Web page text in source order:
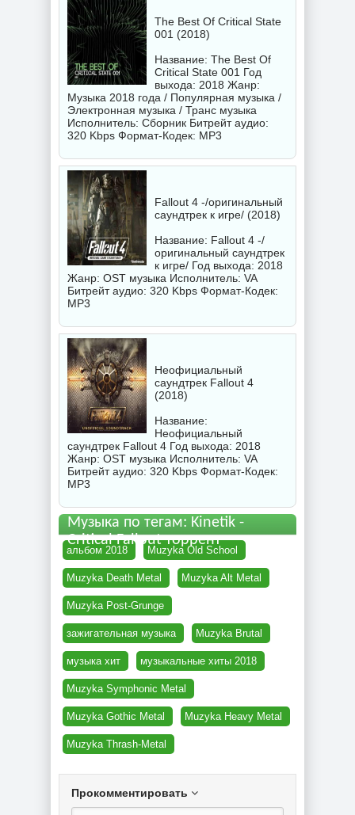
The Best Of Critical State
001 (2018)
Название: The Best Of
Critical State 001 Год
выхода: 2018 Жанр:
Музыка 2018 года / Популярная музыка /
Электронная музыка / Транс музыка
Исполнитель: Сборник Битрейт аудио:
320 Kbps Формат-Кодек: MP3
Fallout 4 -/оригинальный
саундтрек к игре/ (2018)
Название: Fallout 4 -/
оригинальный саундтрек
к игре/ Год выхода: 2018
Жанр: OST музыка Исполнитель: VA
Битрейт аудио: 320 Kbps Формат-Кодек:
MP3
Неофициальный
саундтрек Fallout 4
(2018)
Название:
Неофициальный
саундтрек Fallout 4 Год выхода: 2018
Жанр: OST музыка Исполнитель: VA
Битрейт аудио: 320 Kbps Формат-Кодек:
MP3
Музыка по тегам: Kinetik -
Critical Fallout торрент
альбом 2018 Muzyka Old School
Muzyka Death Metal Muzyka Alt Metal
Muzyka Post-Grunge
зажигательная музыка Muzyka Brutal
музыка хит музыкальные хиты 2018
Muzyka Symphonic Metal
Muzyka Gothic Metal Muzyka Heavy Metal
Muzyka Thrash-Metal
Прокомментировать